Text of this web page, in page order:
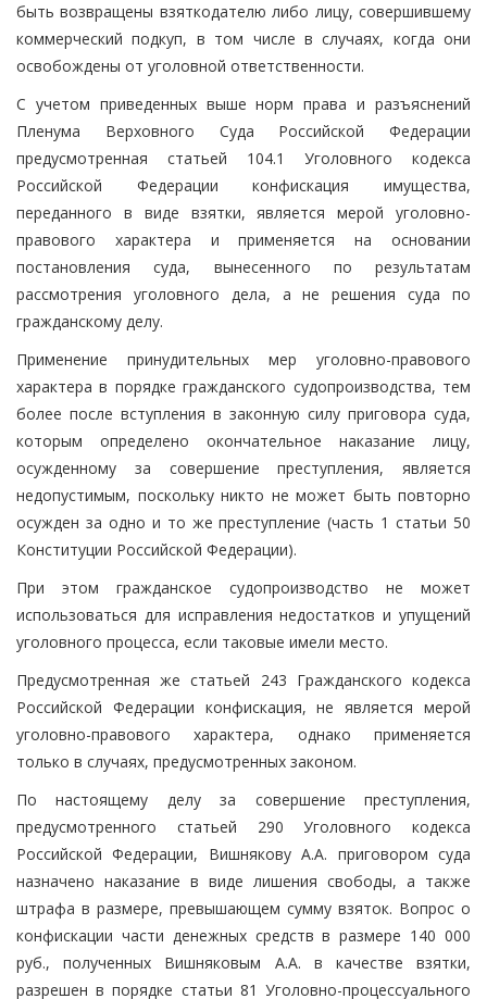
быть возвращены взяткодателю либо лицу, совершившему
коммерческий подкуп, в том числе в случаях, когда они
освобождены от уголовной ответственности.
С учетом приведенных выше норм права и разъяснений
Пленума Верховного Суда Российской Федерации
предусмотренная статьей 104.1 Уголовного кодекса
Российской Федерации конфискация имущества,
переданного в виде взятки, является мерой уголовно-
правового характера и применяется на основании
постановления суда, вынесенного по результатам
рассмотрения уголовного дела, а не решения суда по
гражданскому делу.
Применение принудительных мер уголовно-правового
характера в порядке гражданского судопроизводства, тем
более после вступления в законную силу приговора суда,
которым определено окончательное наказание лицу,
осужденному за совершение преступления, является
недопустимым, поскольку никто не может быть повторно
осужден за одно и то же преступление (часть 1 статьи 50
Конституции Российской Федерации).
При этом гражданское судопроизводство не может
использоваться для исправления недостатков и упущений
уголовного процесса, если таковые имели место.
Предусмотренная же статьей 243 Гражданского кодекса
Российской Федерации конфискация, не является мерой
уголовно-правового характера, однако применяется
только в случаях, предусмотренных законом.
По настоящему делу за совершение преступления,
предусмотренного статьей 290 Уголовного кодекса
Российской Федерации, Вишнякову А.А. приговором суда
назначено наказание в виде лишения свободы, а также
штрафа в размере, превышающем сумму взяток. Вопрос о
конфискации части денежных средств в размере 140 000
руб., полученных Вишняковым А.А. в качестве взятки,
разрешен в порядке статьи 81 Уголовно-процессуального